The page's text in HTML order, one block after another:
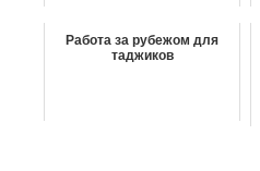
Работа за рубежом для
таджиков